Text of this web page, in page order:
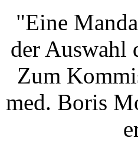
"Eine
der Auswahl
Zum
med. Boris